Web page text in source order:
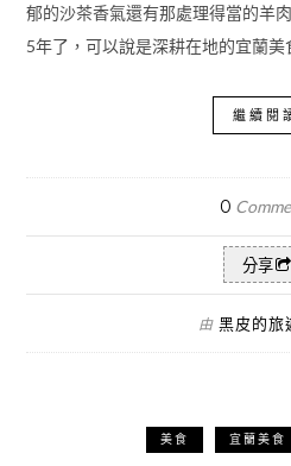
郁的沙茶香氣還有那處理得當的羊
5年了，可以說是深耕在地的宜蘭
繼續閱
0
分享
由 黑皮的旅
美食 宜蘭美食